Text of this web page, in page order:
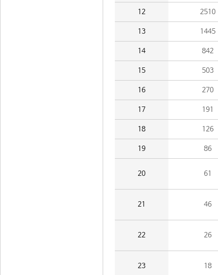
12 2510
13 1445
14 842
15 503
16 270
17 191
18 126
19 86
20 61
21 46
22 26
23 18